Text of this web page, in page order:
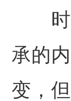
时
承的
变，